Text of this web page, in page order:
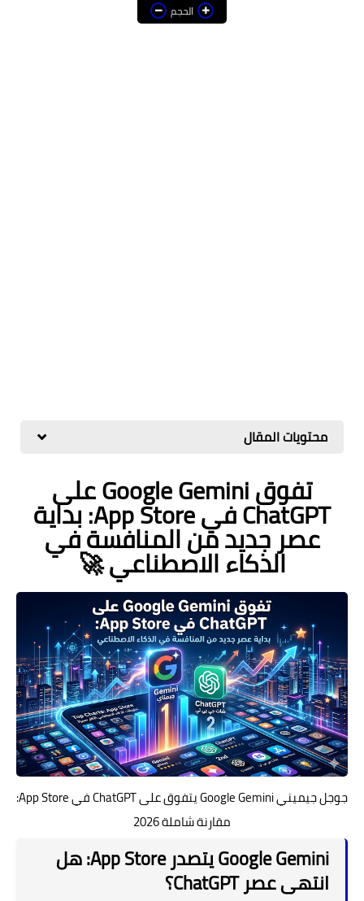
الحجم
محتويات المقال
تفوق Google Gemini على
ChatGPT في App Store: بداية
عصر جديد من المنافسة في
الذكاء الاصطناعي 🚀
جوجل جيميني Google Gemini يتفوق على ChatGPT في App Store:
مقارنة شاملة 2026
Google Gemini يتصدر App Store: هل
انتهى عصر ChatGPT؟